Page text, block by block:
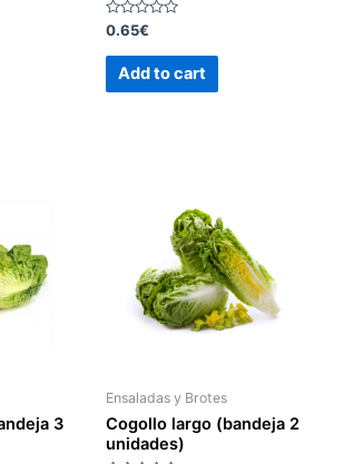
Rated
0
out
0.65€
Add to cart
3
Ensaladas y Brotes
Cogollo largo (bandeja 2
unidades)